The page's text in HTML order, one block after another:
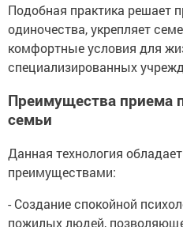
Подобная практика решает
одиночества, укрепляет
комфортные условия для
специализированных
Преимущества приема
семьи
Данная технология
преимуществами:
- Создание спокойной
пожилых людей,